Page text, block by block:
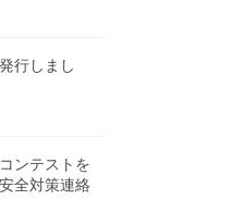
行しまし
ンテストを
全対策連絡